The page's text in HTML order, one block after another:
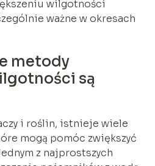
wilgotności
ważne w okresach
metody
są
i roślin, istnieje wiele
mogą pomóc zwiększyć
z najprostszych